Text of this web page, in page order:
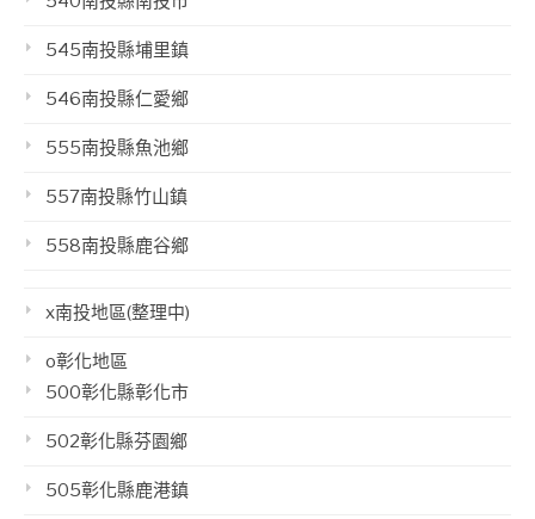
545南投縣埔里鎮
546南投縣仁愛鄉
555南投縣魚池鄉
557南投縣竹山鎮
558南投縣鹿谷鄉
x南投地區(整理中)
o彰化地區
500彰化縣彰化市
502彰化縣芬園鄉
505彰化縣鹿港鎮